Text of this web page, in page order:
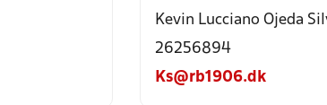
Kevin Lucciano Ojeda
26256894
Ks@rb1906.dk